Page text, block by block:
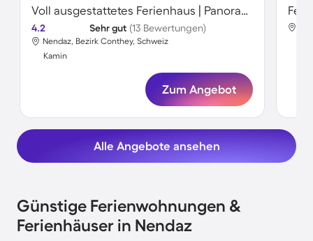
Voll ausgestattetes Ferienhaus | Panoramablick
4.2 Sehr gut (13 Bewertungen)
Nendaz, Bezirk Conthey, Schweiz
Kamin
Zum Angebot
Alle Angebote ansehen
Günstige Ferienwohnungen &
Ferienhäuser in Nendaz